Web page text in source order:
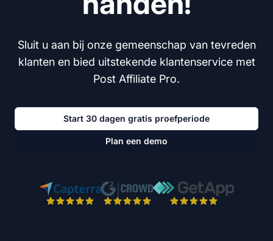
Sluit u aan bij onze gemeenschap van tevreden
klanten en bied uitstekende klantenservice met
Post Affiliate Pro.
Start 30 dagen gratis proefperiode
Plan een demo